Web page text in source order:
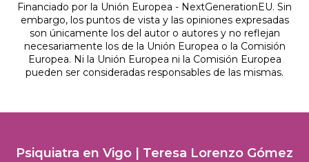
Financiado por la Unión Europea - NextGenerationEU. Sin
embargo, los puntos de vista y las opiniones expresadas
son únicamente los del autor o autores y no reflejan
necesariamente los de la Unión Europea o la Comisión
Europea. Ni la Unión Europea ni la Comisión Europea
pueden ser consideradas responsables de las mismas.
Psiquiatra en Vigo | Teresa Lorenzo Gómez